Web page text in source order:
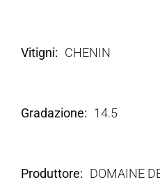
Vitigni CHENIN
Gradazione 14.5
Produttore DOMAINE